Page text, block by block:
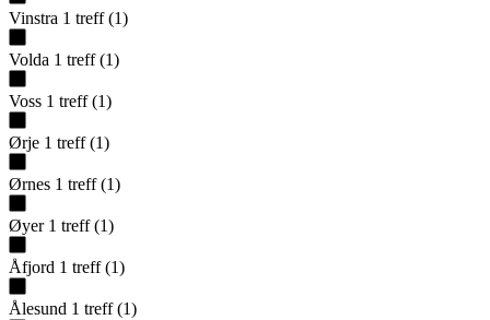
Vinstra 1 treff (1)
Volda 1 treff (1)
Voss 1 treff (1)
Ørje 1 treff (1)
Ørnes 1 treff (1)
Øyer 1 treff (1)
Åfjord 1 treff (1)
Ålesund 1 treff (1)